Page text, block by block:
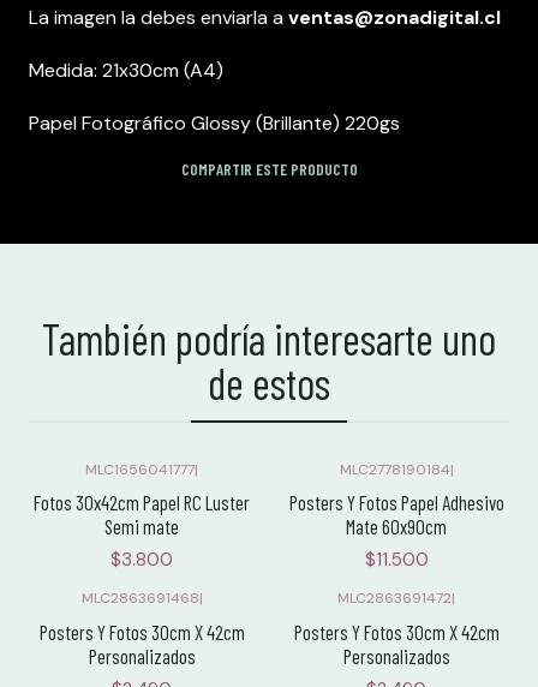
La imagen la debes enviarla aventas@zonadigital.cl
Medida: 21x30cm (A4)
Papel Fotográfico Glossy (Brillante) 220gs
COMPARTIR ESTE PRODUCTO
También podría interesarte uno
de estos
MLC1656041777|
Fotos 30x42cm Papel RC Luster
Semi mate
$3.800
MLC2778190184|
Posters Y Fotos Papel Adhesivo
Mate 60x90cm
$11.500
MLC2863691468|
Posters Y Fotos 30cm X 42cm
Personalizados
MLC2863691472|
Posters Y Fotos 30cm X 42cm
Personalizados